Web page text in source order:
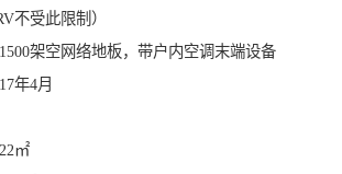
不受此限制）
架空网络地板，带户内空调末端设备
年4月
㎡